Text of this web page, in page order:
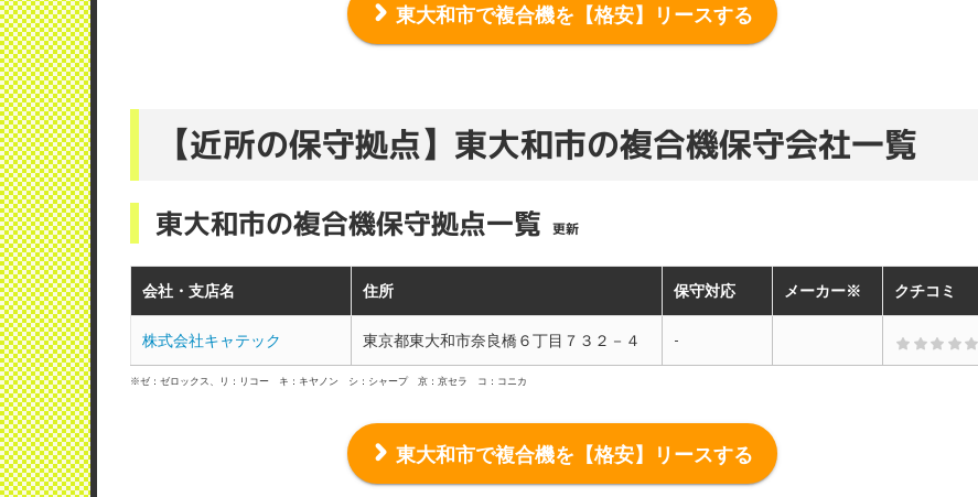
東大和市で複合機を【格安】リースする
【近所の保守拠点】東大和市の複合機保守会社一覧
東大和市の複合機保守拠点一覧 更新
会社・支店名 住所 保守対応 メーカー※ クチコミ
株式会社キャテック 東京都東大和市奈良橋６丁目７３２－４ -
※ゼ：ゼロックス、リ：リコー キ：キヤノン シ：シャープ 京：京セラ コ：コニカ
東大和市で複合機を【格安】リースする